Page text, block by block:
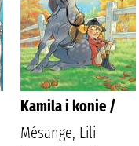
Kamila i konie /
Mésange, Lili